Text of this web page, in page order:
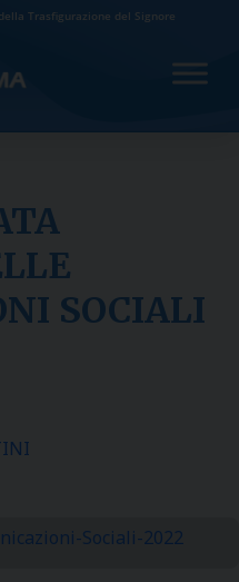
Trasfigurazione del Signore
SOCIALI
Sociali-2022